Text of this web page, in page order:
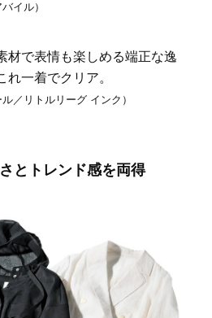
イル）
材で表情も楽しめる端正な逸
一着でクリア。
／リトルリーグ インク）
とトレンド感を両得